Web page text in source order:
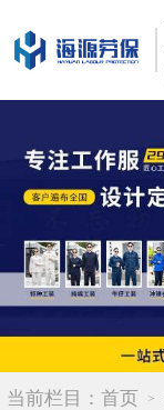
当前栏目： 首页